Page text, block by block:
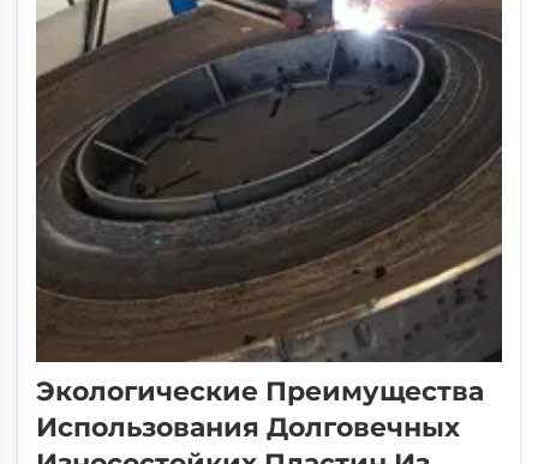
Экологические Преимущества
Использования Долговечных